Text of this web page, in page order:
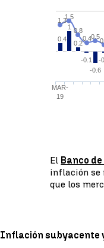
El Banco
inflación se
que los
Inflación subyacente